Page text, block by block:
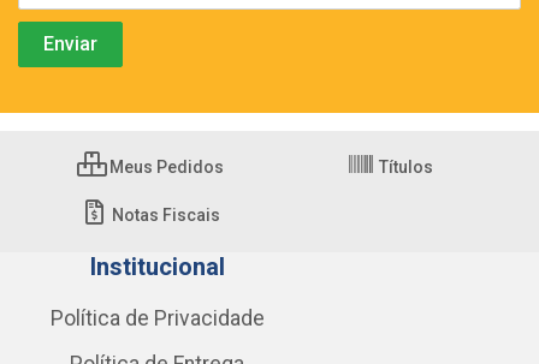
Meus Pedidos Títulos
Notas Fiscais
Institucional
Política de Privacidade